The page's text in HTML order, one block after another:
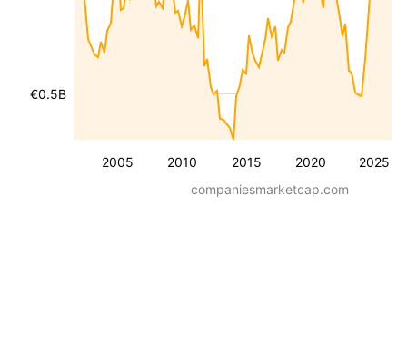
2005 2010 2015 2020 2025
€0.5B
companiesmarketcap.com